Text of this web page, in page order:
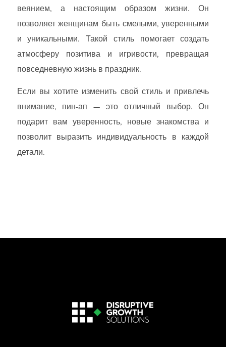
веянием, а настоящим образом жизни. Он
позволяет женщинам быть смелыми, уверенными
и уникальными. Такой стиль помогает создать
атмосферу позитива и игривости, превращая
повседневную жизнь в праздник.
Если вы хотите изменить свой стиль и привлечь
внимание, пин-ап — это отличный выбор. Он
подарит вам уверенность, новые знакомства и
позволит выразить индивидуальность в каждой
детали.